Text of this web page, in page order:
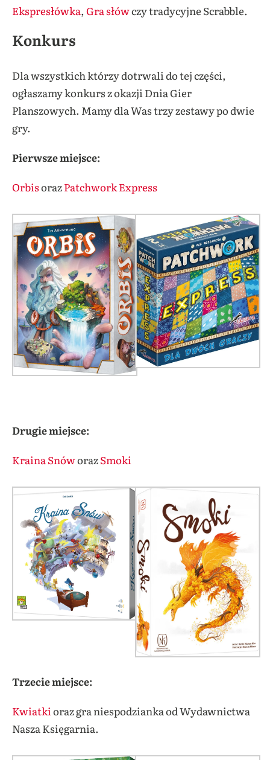
Ekspresłówka, Gra słówczy tradycyjne Scrabble.
Konkurs
Dla wszystkich którzy dotrwali do tej części,
ogłaszamy konkurs z okazji Dnia Gier
Planszowych. Mamy dla Was trzy zestawy po dwie
gry.
Pierwsze miejsce:
OrbisorazPatchwork Express
Drugie miejsce:
Kraina SnóworazSmoki
Trzecie miejsce:
Kwiatkioraz gra niespodzianka od Wydawnictwa
Nasza Księgarnia.